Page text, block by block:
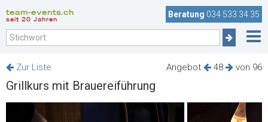
team-events.ch
seit 20 Jahren
Beratung 034 533 34 35
Angebot 48 von 96
Zur Liste
Grillkurs mit Brauereiführung